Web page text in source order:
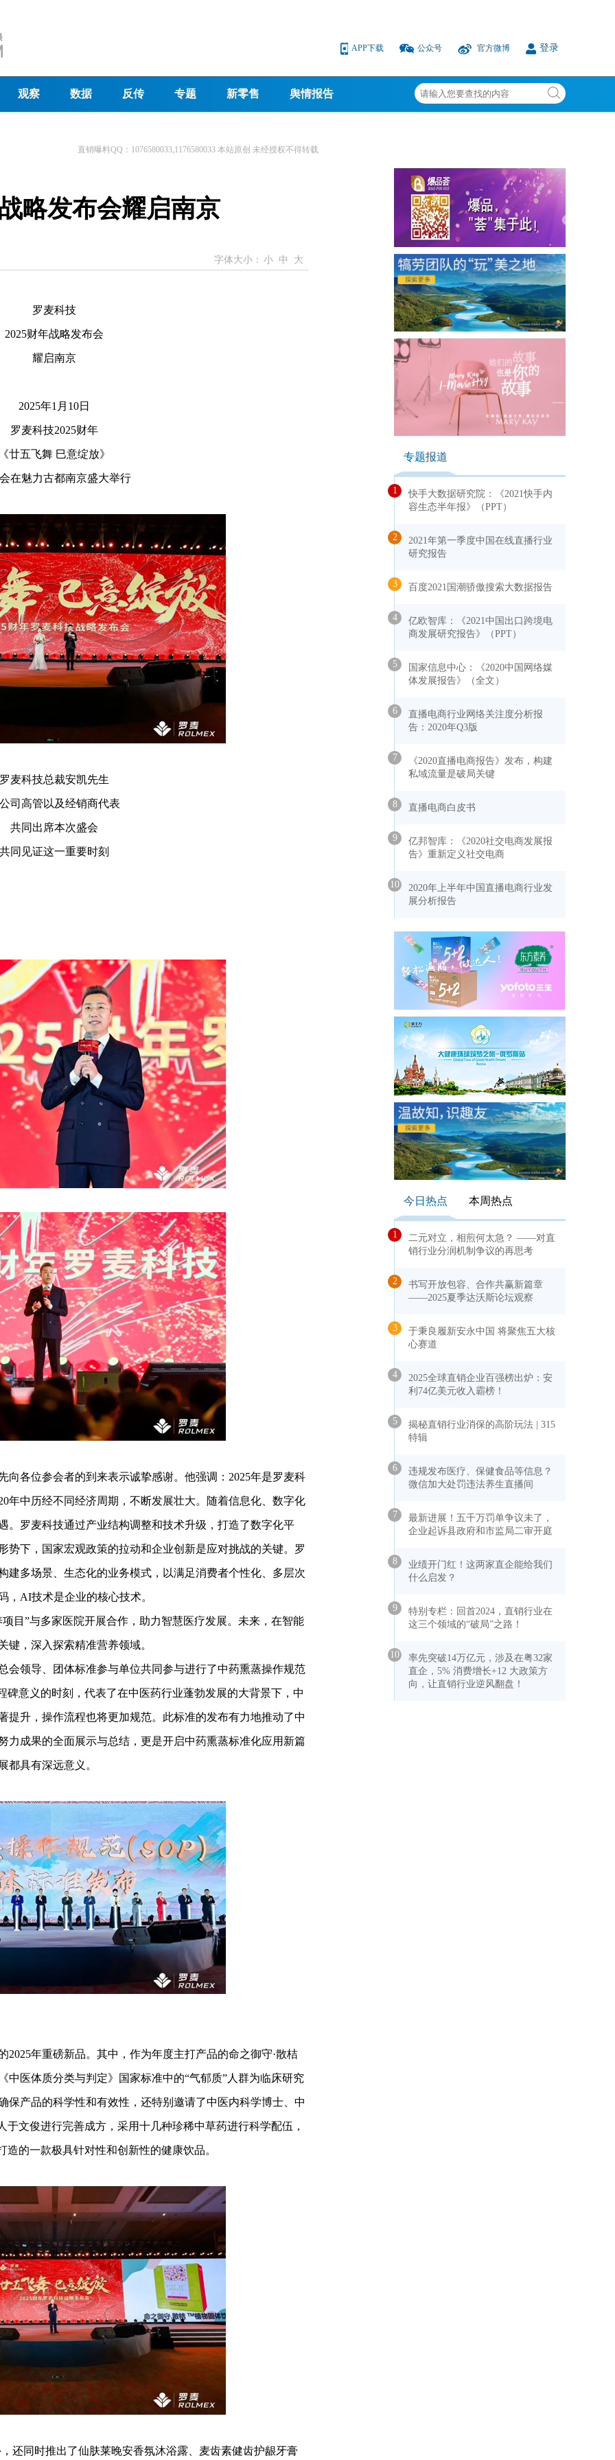
APP下载 公众号 官方微博 登录
观察 数据 反传 专题 新零售 舆情报告
直销曝料QQ：1076580033,1176580033 本站原创 未经授权不得转载
略发布会耀启南京
字体大小： 小 中 大
罗麦科技
2025财年战略发布会
耀启南京
2025年1月10日
罗麦科技2025财年
廿五飞舞 巳意绽放》
在魅力古都南京盛大举行
罗麦科技总裁安凯先生
司高管以及经销商代表
共同出席本次盛会
共同见证这一重要时刻
位参会者的到来表示诚挚感谢。他强调：2025年是罗麦科
年中历经不同经济周期，不断发展壮大。随着信息化、数字化
。罗麦科技通过产业结构调整和技术升级，打造了数字化平
势下，国家宏观政策的拉动和企业创新是应对挑战的关键。罗
建多场景、生态化的业务模式，以满足消费者个性化、多层次
，AI技术是企业的核心技术。
”与多家医院开展合作，助力智慧医疗发展。未来，在智能
键，深入探索精准营养领域。
领导、团体标准参与单位共同参与进行了中药熏蒸操作规范
碑意义的时刻，代表了在中医药行业蓬勃发展的大背景下，中
提升，操作流程也将更加规范。此标准的发布有力地推动了中
力成果的全面展示与总结，更是开启中药熏蒸标准化应用新篇
都具有深远意义。
年重磅新品。其中，作为年度主打产品的命之御守·散桔
中医体质分类与判定》国家标准中的“气郁质”人群为临床研究
保产品的科学性和有效性，还特别邀请了中医内科学博士、中
于文俊进行完善成方，采用十几种珍稀中草药进行科学配伍，
的一款极具针对性和创新性的健康饮品。
同时推出了仙肤莱晚安香氛沐浴露、麦齿素健齿护龈牙膏
专题报道
1
快手大数据研究院：《2021快手内
容生态半年报》（PPT）
2
2021年第一季度中国在线直播行业
研究报告
3 百度2021国潮骄傲搜索大数据报告
4
亿欧智库：《2021中国出口跨境电
商发展研究报告》（PPT）
5
国家信息中心：《2020中国网络媒
体发展报告》（全文）
6
直播电商行业网络关注度分析报
告：2020年Q3版
7
《2020直播电商报告》发布，构建
私域流量是破局关键
8 直播电商白皮书
9
亿邦智库：《2020社交电商发展报
告》重新定义社交电商
10
2020年上半年中国直播电商行业发
展分析报告
今日热点 本周热点
1
二元对立，相煎何太急？ ——对直
销行业分润机制争议的再思考
2
书写开放包容、合作共赢新篇章
——2025夏季达沃斯论坛观察
3
于秉良履新安永中国 将聚焦五大核
心赛道
4
2025全球直销企业百强榜出炉：安
利74亿美元收入霸榜！
5
揭秘直销行业消保的高阶玩法 | 315
特辑
6
违规发布医疗、保健食品等信息？
微信加大处罚违法养生直播间
7
最新进展！五千万罚单争议未了，
企业起诉县政府和市监局二审开庭
8
业绩开门红！这两家直企能给我们
什么启发？
9
特别专栏：回首2024，直销行业在
这三个领域的“破局”之路！
10
率先突破14万亿元，涉及在粤32家
直企，5% 消费增长+12 大政策方
向，让直销行业逆风翻盘！